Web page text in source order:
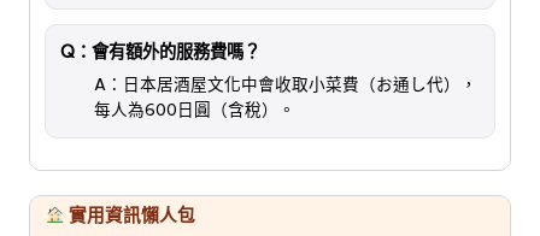
Q：會有額外的服務費嗎？
A：日本居酒屋文化中會收取小菜費（お通し代），
每人為600日圓（含稅）。
實用資訊懶人包